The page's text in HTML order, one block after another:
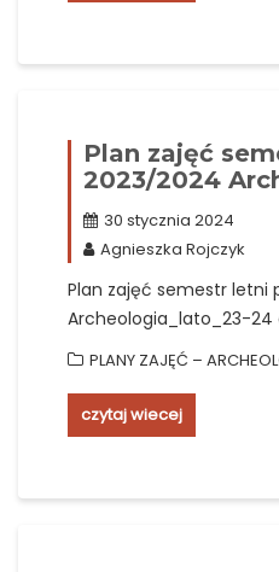
Plan zajęć
2023/2024
30 stycznia 2024
Agnieszka Rojczyk
Plan zajęć semestr letni
Archeologia_lato_23-24
PLANY ZAJĘĆ –
czytaj wiecej